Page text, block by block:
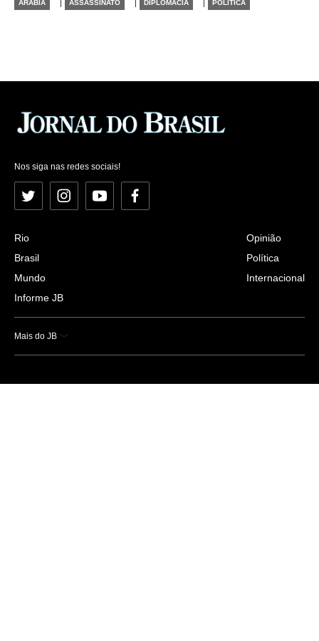
ARABIA ASSASSINATO DIPLOMACIA POLÍTICA
Nos siga nas redes sociais!
Twitter InstagramYouTubeFacebook
Rio
Brasil
Mundo
Informe JB
Opinião
Política
Internacional
Mais do JB
Esportes